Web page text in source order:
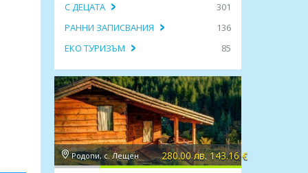
вана, барбекю, камина
ПРЕГЛЕД
за 22 души сред Родопската магия
1300.00лв. / 664.68€
С ДЕЦАТА
301
РАННИ ЗАПИСВАНИЯ
136
ЕКО ТУРИЗЪМ
85
Родопи, с. Лещен 280.00 лв. 143.16 €